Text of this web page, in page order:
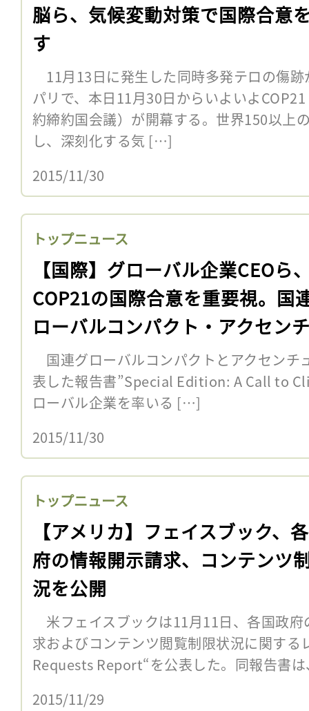
脳ら、気候変動対策で国際合意
す
11月13日に発生した同時多発テロの傷
パリで、本日11月30日からいよいよ
約締約国会議）が開幕する。世界150以上
し、深刻化する気 […]
2015/11/30
トップニュース
【国際】グローバル企業CEOら
COP21の国際合意を重要視。国
ローバルコンパクト・アクセン
調査
国連グローバルコンパクトとアクセンチ
表した報告書”Special Edition: A Call to
ローバル企業を率いる […]
2015/11/30
トップニュース
【アメリカ】フェイスブック、
府の情報開示請求、コンテンツ
況を公開
米フェイスブックは11月11日、各国政
求およびコンテンツ閲覧制限状況に関す
Requests Report“を公表した。同報告書
2015/11/29